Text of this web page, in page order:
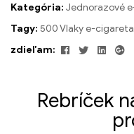
Kategória: Jednorazové
Tagy: 500 Vlaky e-cigareta
zdieľam:
FacebookTwitter
Rebríček